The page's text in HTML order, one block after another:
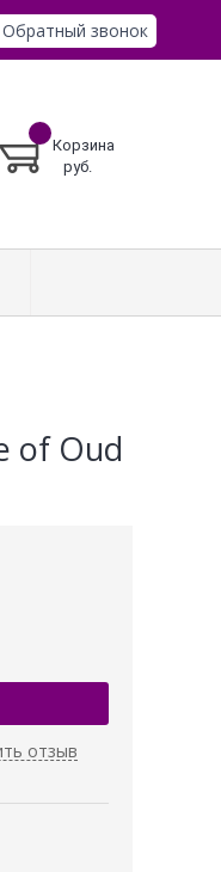
Обратный звонок
Корзина
руб.
of Oud
отзыв